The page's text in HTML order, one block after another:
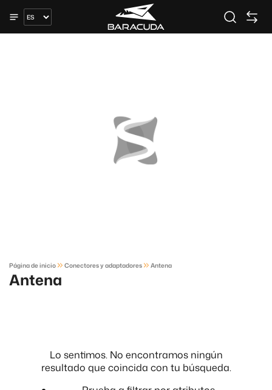
Página de inicio Conectores y adaptadores Antena
Antena
Lo sentimos. No encontramos ningún
resultado que coincida con tu búsqueda.